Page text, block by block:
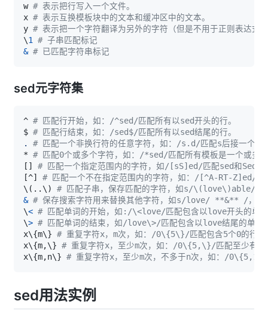
w # 表示把行写入一个文件。
x # 表示互换模板块中的文本和缓冲区中的文本。
y # 表示把一个字符翻译为另外的字符（但是不用于正则表达式）
\1
# 子串匹配标记
& # 已匹配字符串标记
sed元字符集
^ # 匹配行开始，如：/^sed/匹配所有以sed开头的行。
$ # 匹配行结束，如：/sed$/匹配所有以sed结尾的行。
.
# 匹配一个非换行符的任意字符，如：/s.d/匹配s后接一个任
* # 匹配0个或多个字符，如：/*sed/匹配所有模板是一个或多
[ ]
# 匹配一个指定范围内的字符，如/[sS]ed/匹配sed和Sed
[^]
# 匹配一个不在指定范围内的字符，如：/[^A-RT-Z]ed/匹
\ ( .. \ )
# 匹配子串，保存匹配的字符，如s/\(love\)able/
& # 保存搜索字符用来替换其他字符，如s/love/ **&** /，
\< # 匹配单词的开始，如:/\<love/匹配包含以love开头的单
\> # 匹配单词的结束，如/love\>/匹配包含以love结尾的单词
x\{m\} # 重复字符x，m次，如：/0\{5\}/匹配包含5个0的行。
x\{m,\} # 重复字符x，至少m次，如：/0\{5,\}/匹配至少有5
x\{m,n\} # 重复字符x，至少m次，不多于n次，如：/
sed用法实例